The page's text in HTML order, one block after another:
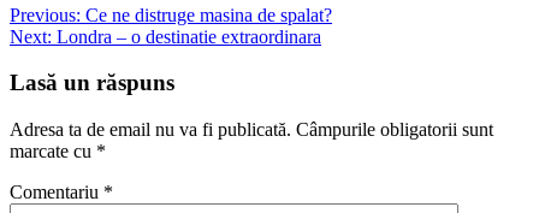
Navigare
în
articole
Previous: Ce ne distruge masina de spalat?
Next: Londra – o destinatie extraordinara
Lasă un răspuns
Adresa ta de email nu va fi publicată. Câmpurile obligatorii sunt
marcate cu *
Comentariu *